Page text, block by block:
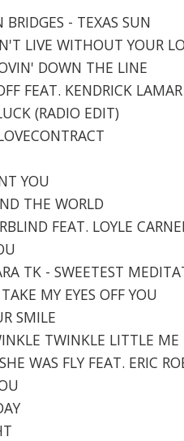
- TEXAS SUN
LIVE WITHOUT YOUR
DOWN THE LINE
FEAT. KENDRICK LAMAR
(RADIO EDIT)
YOU
THE WORLD
FEAT. LOYLE
TK - SWEETEST
MY EYES OFF YOU
SMILE
TWINKLE LITTLE ME
WAS FLY FEAT. ERIC